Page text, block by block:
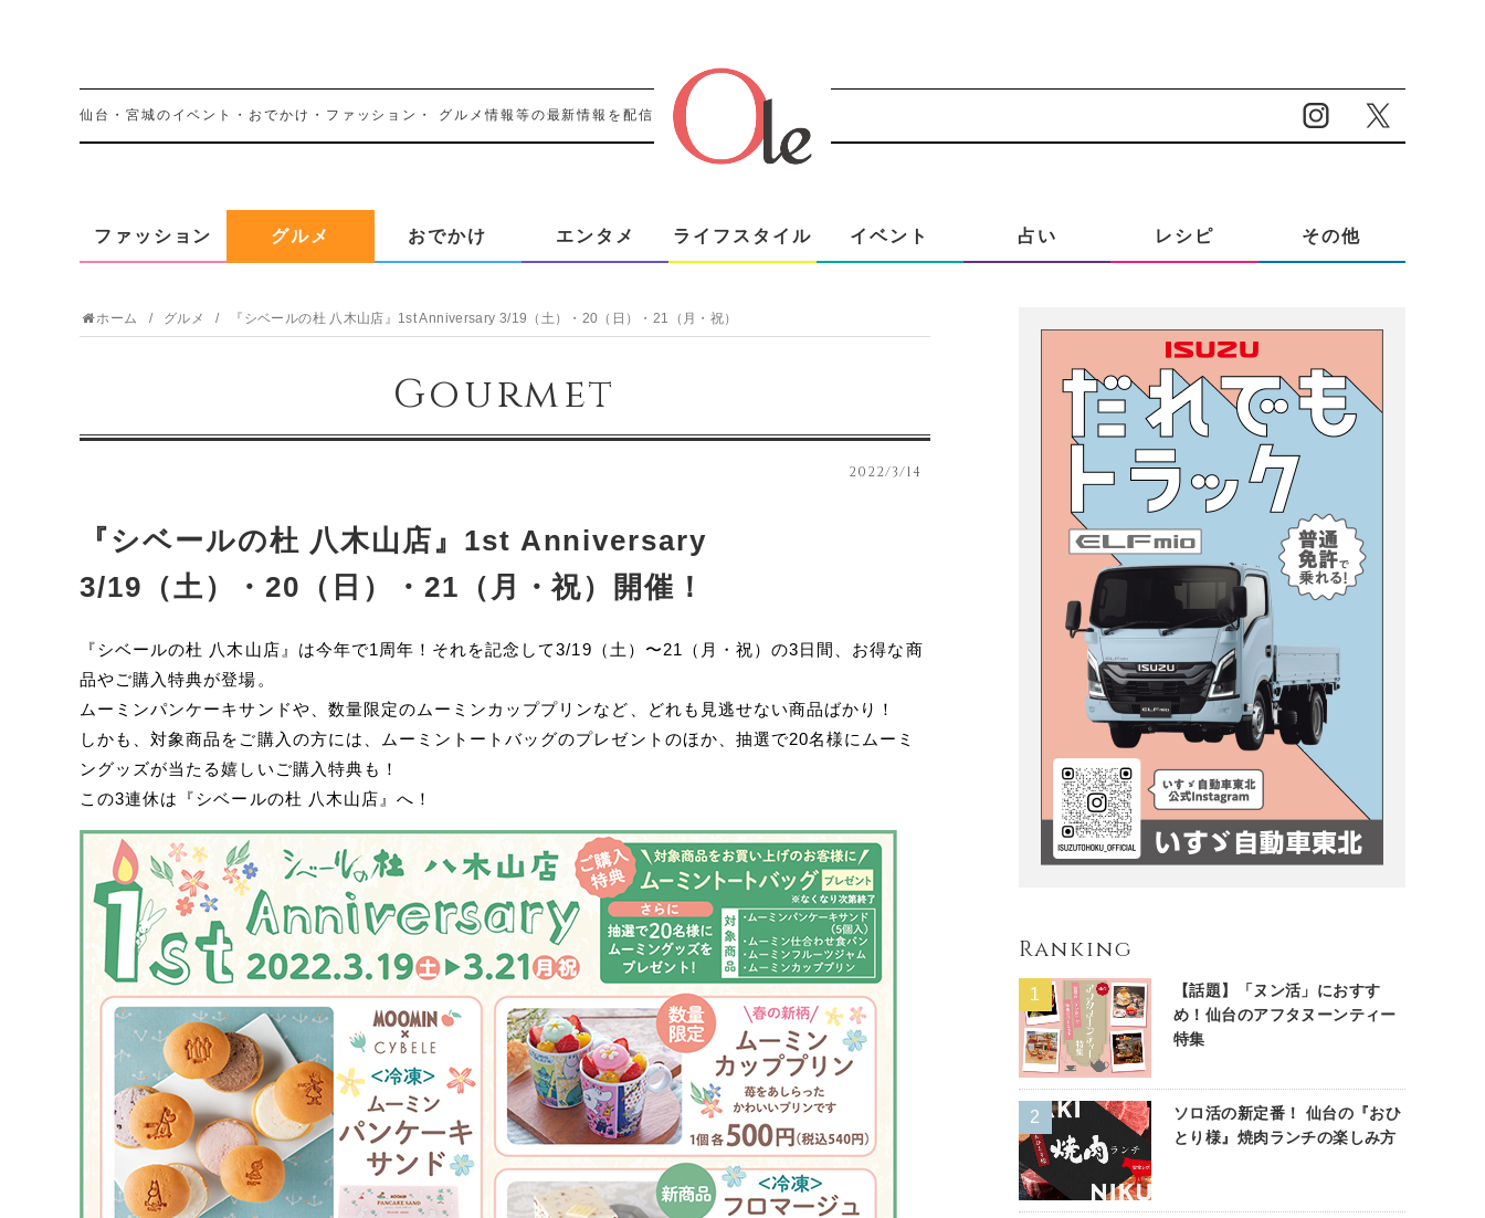
仙台・宮城のイベント・おでかけ・ファッション・ グルメ情報等の最新情報を配信！！
ファッション グルメ おでかけ エンタメ ライフスタイル イベント 占い レシピ その他
ホーム グルメ 『シベールの杜 八木山店』1st Anniversary 3/19（土）・20（日）・21（月・祝）
Gourmet
2022/3/14
『シベールの杜 八木山店』1st Anniversary
3/19（土）・20（日）・21（月・祝）開催！
『シベールの杜 八木山店』は今年で1周年！それを記念して3/19（土）〜21（月・祝）の3日間、お得な商
品やご購入特典が登場。
ムーミンパンケーキサンドや、数量限定のムーミンカッププリンなど、どれも見逃せない商品ばかり！
しかも、対象商品をご購入の方には、ムーミントートバッグのプレゼントのほか、抽選で20名様にムーミ
ングッズが当たる嬉しいご購入特典も！
この3連休は『シベールの杜 八木山店』へ！
Ranking
【話題】「ヌン活」におすす
め！仙台のアフタヌーンティー
特集
ソロ活の新定番！ 仙台の『おひ
とり様』焼肉ランチの楽しみ方